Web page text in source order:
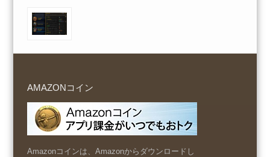
AMAZONコイン
Amazonコインは、Amazonからダウンロードし